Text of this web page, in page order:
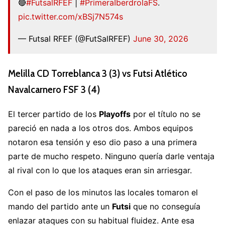
🔴#FutsalRFEF #PrimeraIberdrolaFS.
pic.twitter.com/xBSj7N574s
— Futsal RFEF (@FutSalRFEF) June 30, 2026
Melilla CD Torreblanca 3 (3) vs Futsi Atlético
Navalcarnero FSF 3 (4)
El tercer partido de los Playoffs por el título no se
pareció en nada a los otros dos. Ambos equipos
notaron esa tensión y eso dio paso a una primera
parte de mucho respeto. Ninguno quería darle ventaja
al rival con lo que los ataques eran sin arriesgar.
Con el paso de los minutos las locales tomaron el
mando del partido ante un Futsi que no conseguía
enlazar ataques con su habitual fluidez. Ante esa